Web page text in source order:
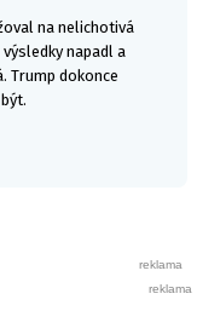
na nelichotivá
napadl a
Trump dokonce